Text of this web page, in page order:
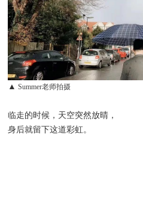
▲ Summer老师拍摄
临走的时候，天空突然放晴，
身后就留下这道彩虹。